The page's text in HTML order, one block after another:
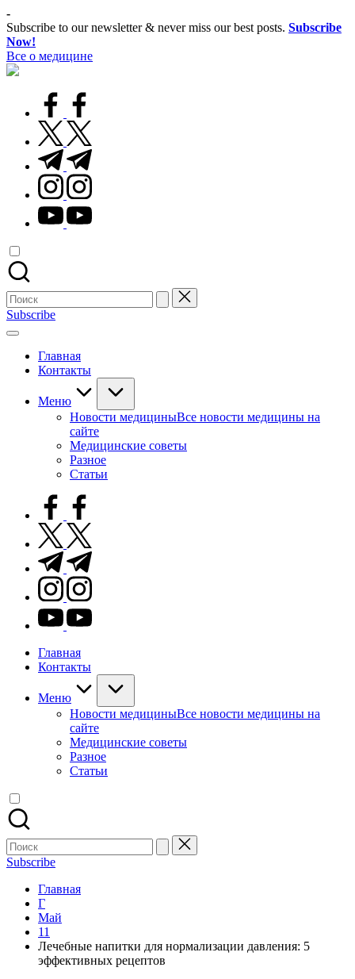
Перейти
к
содержимому
-
Subscribe to our newsletter & never miss our best posts. Subscribe
Now!
Все о медицине
Лечитесь
facebook.com
twitter.com
t.me
instagram.com
youtube.com
Поиск
для:
Subscribe
Главная
Контакты
Меню
Новости медициныВсе новости медицины на
сайте
Медицинские советы
Разное
Статьи
facebook.com
twitter.com
t.me
instagram.com
youtube.com
Главная
Контакты
Меню
Новости медициныВсе новости медицины на
сайте
Медицинские советы
Разное
Статьи
Поиск
для:
Subscribe
Главная
Г
Май
11
Лечебные напитки для нормализации давления: 5
эффективных рецептов